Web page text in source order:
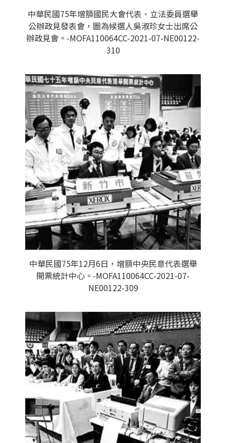
中華民國75年增額國民大會代表、立法委員選舉
公辦政見發表會，圖為候選人吳淑珍女士出席公
辦政見會。-MOFA110064CC-2021-07-NE00122-
310
中華民國75年12月6日，增額中央民意代表選舉
開票統計中心。-MOFA110064CC-2021-07-
NE00122-309